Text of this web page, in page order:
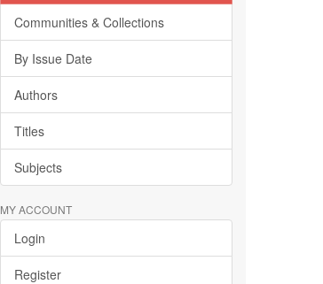
Communities & Collections
By Issue Date
Authors
Titles
Subjects
MY ACCOUNT
Login
Register